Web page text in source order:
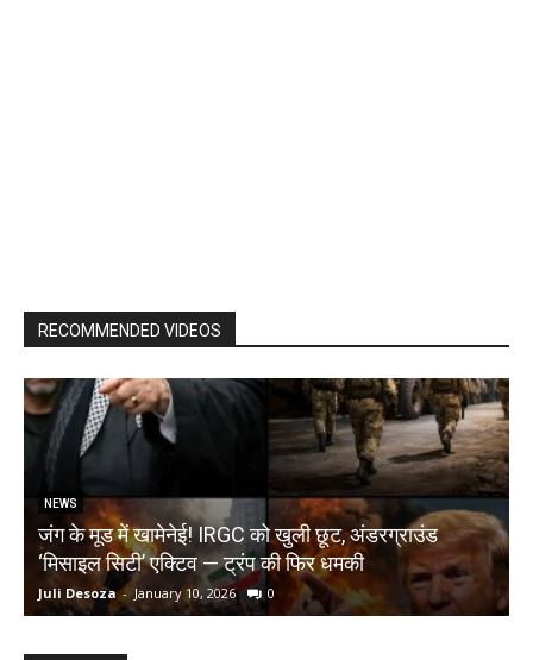
RECOMMENDED VIDEOS
NEWS
जंग के मूड में खामेनेई! IRGC को खुली छूट, अंडरग्राउंड
‘मिसाइल सिटी’ एक्टिव — ट्रंप की फिर धमकी
Juli Desoza - January 10, 2026 0